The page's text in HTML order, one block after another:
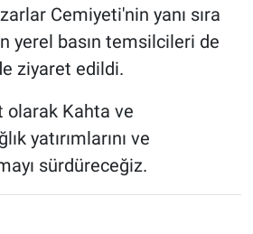
Cemiyeti'nin yanı sıra
yerel basın temsilcileri de
ziyaret edildi.
olarak Kahta ve
yatırımlarını ve
sürdüreceğiz.